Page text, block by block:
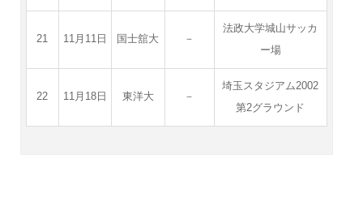
21 11月11日 国士舘大 －
法政大学城山サッカ
ー場
22 11月18日 東洋大 －
埼玉スタジアム2002
第2グラウンド